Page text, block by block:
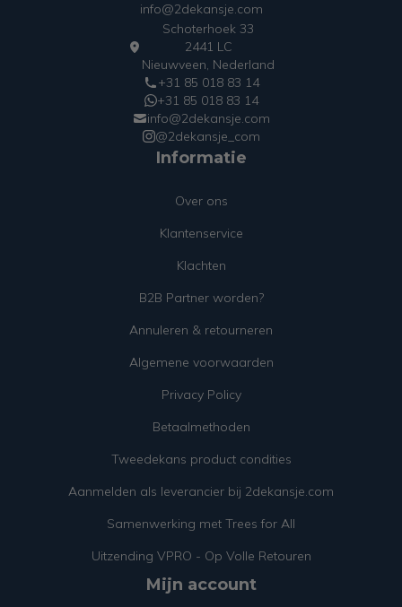
info@2dekansje.com
Schoterhoek 33
2441 LC
Nieuwveen, Nederland
+31 85 018 83 14
+31 85 018 83 14
info@2dekansje.com
@2dekansje_com
Informatie
Over ons
Klantenservice
Klachten
B2B Partner worden?
Annuleren & retourneren
Algemene voorwaarden
Privacy Policy
Betaalmethoden
Tweedekans product condities
Aanmelden als leverancier bij 2dekansje.com
Samenwerking met Trees for All
Uitzending VPRO - Op Volle Retouren
Mijn account